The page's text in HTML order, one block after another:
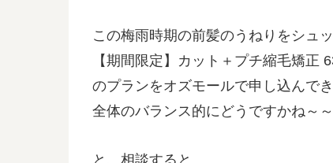
この梅雨時期の前髪のうねりをシュ
【期間限定】カット＋プチ縮毛矯正
のプランをオズモールで申し込んで
全体のバランス的にどうですかね～
と、相談すると